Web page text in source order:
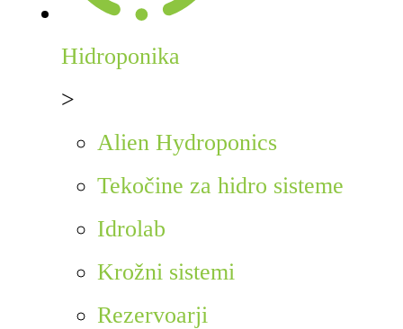
Hidroponika
>
Alien Hydroponics
Tekočine za hidro sisteme
Idrolab
Krožni sistemi
Rezervoarji